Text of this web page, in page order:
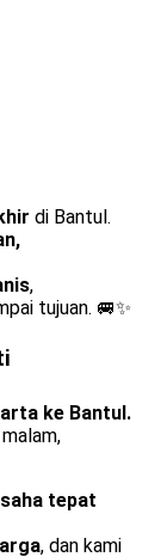
di Bantul.
,
tujuan. 🚐✨
ke Bantul.
tepat
, dan kami